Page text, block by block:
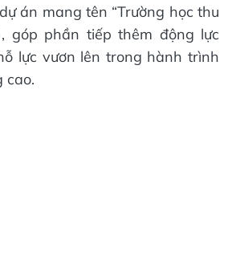
án mang tên “Trường học thu
góp phần tiếp thêm động lực
lực vươn lên trong hành trình
cao.